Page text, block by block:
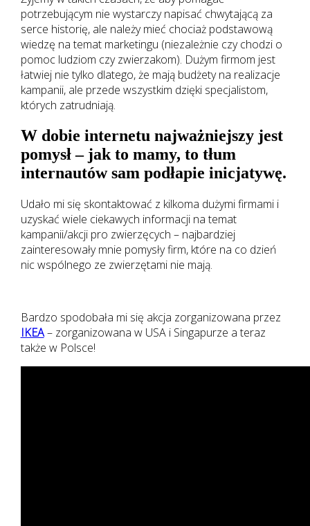
potrzebującym nie wystarczy napisać chwytającą za
serce historię, ale należy mieć chociaż podstawową
wiedzę na temat marketingu (niezależnie czy chodzi o
pomoc ludziom czy zwierzakom). Dużym firmom jest
łatwiej nie tylko dlatego, że mają budżety na realizacje
kampanii, ale przede wszystkim dzięki specjalistom,
których zatrudniają.
W dobie internetu najważniejszy jest
pomysł – jak to mamy, to tłum
internautów sam podłapie inicjatywę.
Udało mi się skontaktować z kilkoma dużymi firmami i
uzyskać wiele ciekawych informacji na temat
kampanii/akcji pro zwierzęcych – najbardziej
zainteresowały mnie pomysły firm, które na co dzień
nic wspólnego ze zwierzętami nie mają.
Bardzo spodobała mi się akcja zorganizowana przez
IKEA – zorganizowana w USA i Singapurze a teraz
także w Polsce!